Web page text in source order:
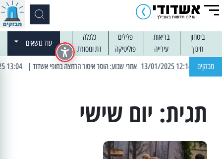
ביטחון בריאות פלילים
כלכלה
חינוך
עירייה פוליטיקה דת ומסורת
עוד נושאים
מבזקים
| 12:14 13/01/2025 אחרי שבוע: הוסר איסור הרחצה בחופי אשדוד | 13:04 14/01/2025 עובדים בלילות: עבודות קרצוף וריבוד אספלט
תגית: יום שישי